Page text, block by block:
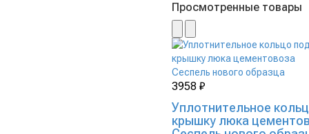
Просмотренные товары
3958 ₽
Уплотнительное
крышку люка